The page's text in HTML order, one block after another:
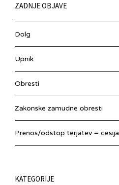
ZADNJE OBJAVE
Dolg
Upnik
Obresti
Zakonske zamudne obresti
Prenos/odstop terjatev = cesija
KATEGORIJE